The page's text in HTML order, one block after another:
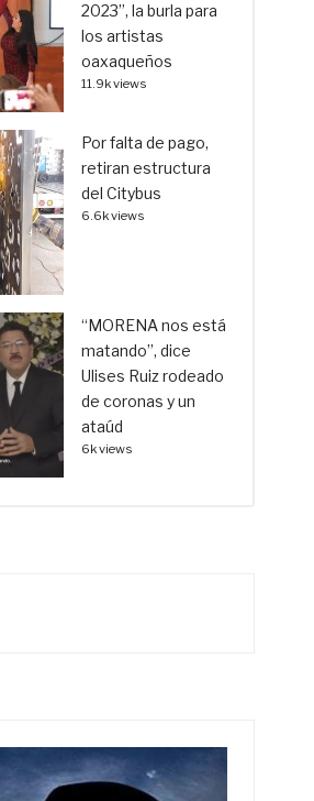
2023”, la burla para
los artistas
oaxaqueños
11.9k views
Por falta de pago,
retiran estructura
del Citybus
6.6k views
“MORENA nos está
matando”, dice
Ulises Ruiz rodeado
de coronas y un
ataúd
6k views